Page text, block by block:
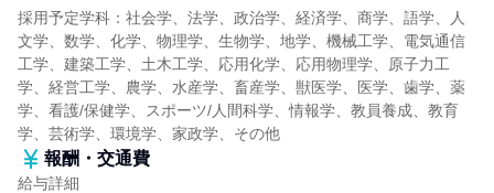
採用予定学科：社会学、法学、政治学、経済学、商学、語学、人
文学、数学、化学、物理学、生物学、地学、機械工学、電気通信
工学、建築工学、土木工学、応用化学、応用物理学、原子力工
学、経営工学、農学、水産学、畜産学、獣医学、医学、歯学、薬
学、看護/保健学、スポーツ/人間科学、情報学、教員養成、教育
学、芸術学、環境学、家政学、その他
報酬・交通費
給与詳細